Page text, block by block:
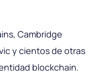
Cambridge
y cientos de otras
blockchain.